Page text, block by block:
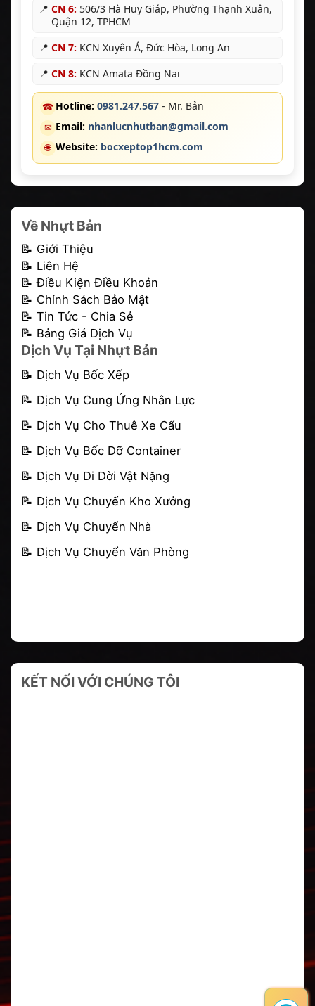
📍 CN 6: 506/3 Hà Huy Giáp, Phường Thạnh Xuân,
Quận 12, TPHCM
📍 CN 7: KCN Xuyên Á, Đức Hòa, Long An
📍 CN 8: KCN Amata Đồng Nai
☎ Hotline: 0981.247.567 - Mr. Bản
✉ Email: nhanlucnhutban@gmail.com
🌐 Website: bocxeptop1hcm.com
Về Nhựt Bản
📝 Giới Thiệu
📝 Liên Hệ
📝 Điều Kiện Điều Khoản
📝 Chính Sách Bảo Mật
📝 Tin Tức - Chia Sẻ
📝 Bảng Giá Dịch Vụ
Dịch Vụ Tại Nhựt Bản
📝 Dịch Vụ Bốc Xếp
📝 Dịch Vụ Cung Ứng Nhân Lực
📝 Dịch Vụ Cho Thuê Xe Cẩu
📝 Dịch Vụ Bốc Dỡ Container
📝 Dịch Vụ Di Dời Vật Nặng
📝 Dịch Vụ Chuyển Kho Xưởng
📝 Dịch Vụ Chuyển Nhà
📝 Dịch Vụ Chuyển Văn Phòng
KẾT NỐI VỚI CHÚNG TÔI